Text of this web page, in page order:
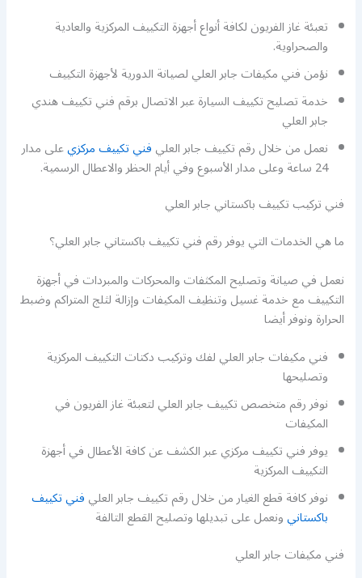
تعبئة غاز الفريون لكافة أنواع أجهزة التكييف المركزية والعادية
والصحراوية.
نؤمن فني مكيفات جابر العلي لصيانة الدورية لأجهزة التكييف
خدمة تصليح تكييف السيارة عبر الاتصال برقم فني تكييف هندي
جابر العلي
نعمل من خلال رقم تكييف جابر العليفني تكييف مركزيعلى مدار
24 ساعة وعلى مدار الأسبوع وفي أيام الحظر والاعطال الرسمية.
فني تركيب تكييف باكستاني جابر العلي
ما هي الخدمات التي يوفر رقم فني تكييف باكستاني جابر العلي؟
نعمل في صيانة وتصليح المكثفات والمحركات والمبردات في أجهزة
التكييف مع خدمة غسيل وتنظيف المكيفات وإزالة لثلج المتراكم وضبط
الحرارة ونوفر أيضا
فني مكيفات جابر العلي لفك وتركيب دكتات التكييف المركزية
وتصليحها
نوفر رقم متخصص تكييف جابر العلي لتعبئة غاز الفريون في
المكيفات
يوفر فني تكييف مركزي عبر الكشف عن كافة الأعطال في أجهزة
التكييف المركزية
نوفر كافة قطع الغيار من خلال رقم تكييف جابر العليفني تكييف
باكستانيونعمل على تبديلها وتصليح القطع التالفة
فني مكيفات جابر العلي